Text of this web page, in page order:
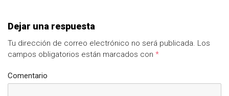
Dejar una respuesta
Tu dirección de correo electrónico no será publicada. Los
campos obligatorios están marcados con *
Comentario